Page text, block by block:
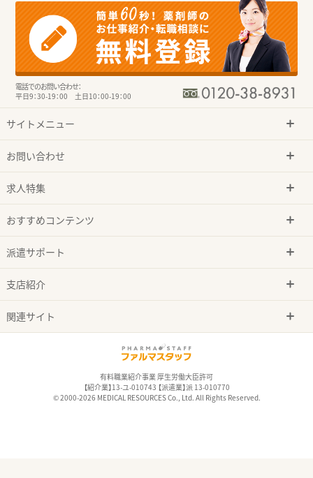
電話でのお問い合わせ：
平日9：30-19：00 土日10：00-19：00
サイトメニュー
お問い合わせ
求人特集
おすすめコンテンツ
派遣サポート
支店紹介
関連サイト
有料職業紹介事業 厚生労働大臣許可
【紹介業】13-ユ-010743 【派遣業】派 13-010770
© 2000-2026 MEDICAL RESOURCES Co., Ltd. All Rights Reserved.